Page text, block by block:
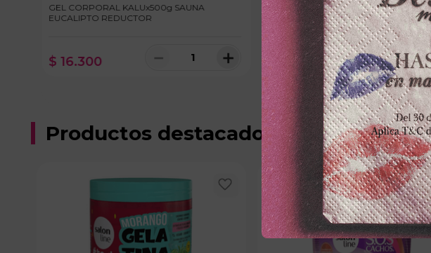
GEL CORPORAL KALUx500g SAUNA
EUCALIPTO REDUCTOR
$ 16.300 ＋
－
CREMA REDUCTORATORA
CHILI
$ 28.200 －
100
Productos destacados